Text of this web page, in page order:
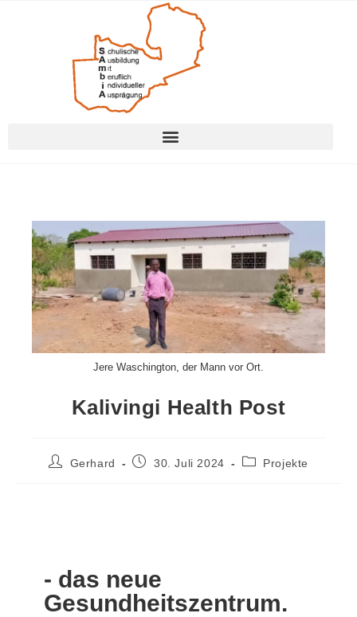
Jere Waschington, der Mann vor Ort.
Kalivingi Health Post
Gerhard 30. Juli 2024 Projekte
- das neue
Gesundheitszentrum.